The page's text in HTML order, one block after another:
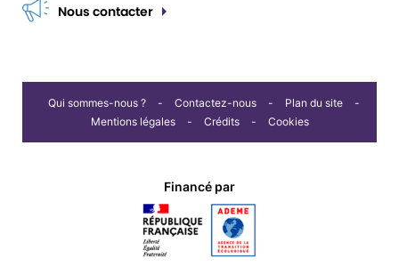
Nous contacter
Qui sommes-nous ? Contactez-nous
Plan du site
Mentions légales
Crédits Cookies
Financé par